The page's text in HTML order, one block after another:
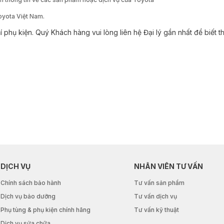
Việt Nam.
kiện. Quý Khách hàng vui lòng liên hệ Đại lý gần nhất để biết
DỊCH VỤ
Chính sách bảo hành
Dịch vụ bảo dưỡng
Phụ tùng & phụ kiện chính hãng
NHÂN VIÊN TƯ VẤN
Tư vấn sản phẩm
Tư vấn dịch vụ
Tư vấn kỹ thuật